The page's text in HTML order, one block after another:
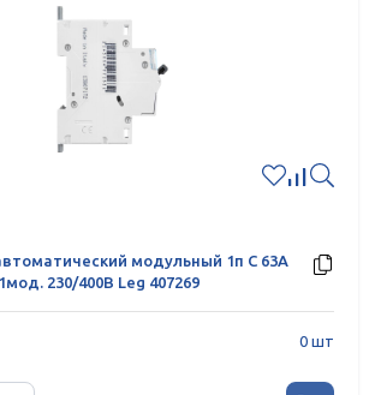
модульный 1п C 63А
230/400В Leg 407269
0 шт